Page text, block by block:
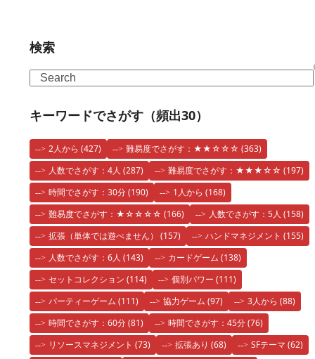
検索
Search
キーワードでさがす（頻出30）
2人から (427) 難易度でさがす：★★☆☆☆ (363)
人数でさがす：4人 (287) 難易度でさがす：★★★☆☆ (197)
時間でさがす：30分(190) 1人から (168)
難易度でさがす：★☆☆☆☆ (166) 人数でさがす：5人 (158)
拡張（単体では遊べません） (157) ハンドマネジメント (155)
人数でさがす：6人 (143) カードゲーム (138)
セットコレクション (114) 個別パワー (111)
パーティーゲーム (111) 協力ゲーム (97) 3人から (88)
時間でさがす：60分(81) 時間でさがす：45分(76)
リソースマネジメント (73) 拡張あり (68) SFテーマ (62)